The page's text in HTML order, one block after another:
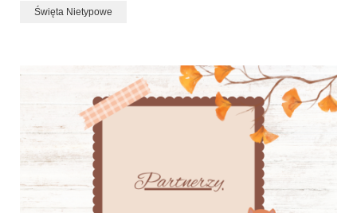
Święta Nietypowe